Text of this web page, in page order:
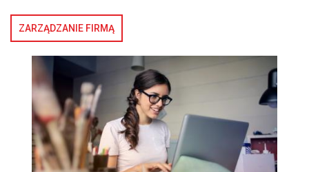
ZARZĄDZANIE FIRMĄ